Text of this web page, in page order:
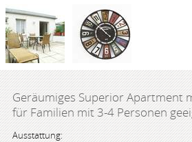
Geräumiges Superior Apartment
für Familien mit 3-4 Personen
Ausstattung: